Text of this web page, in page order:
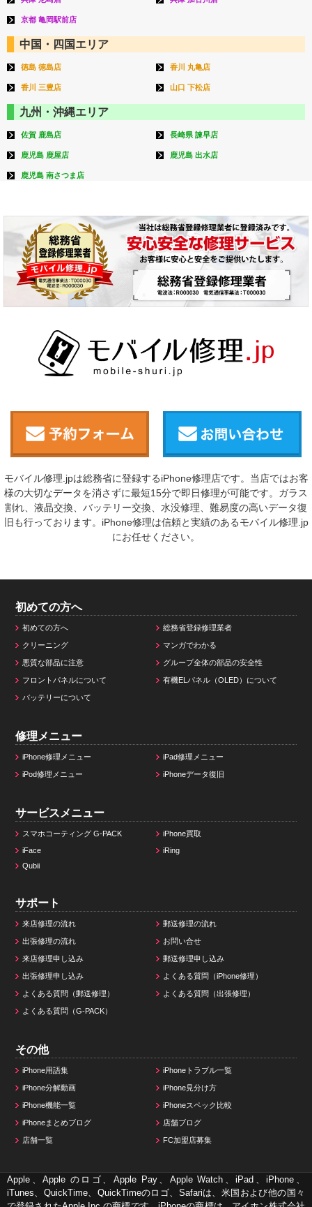
京都 亀岡駅前店
中国・四国エリア
徳島 徳島店 香川 丸亀店
香川 三豊店 山口 下松店
九州・沖縄エリア
佐賀 鹿島店 長崎県 諫早店
鹿児島 鹿屋店 鹿児島 出水店
鹿児島 南さつま店
モバイル修理.jpは総務省に登録するiPhone修理店です。当店ではお客
様の大切なデータを消さずに最短15分で即日修理が可能です。ガラス
割れ、液晶交換、バッテリー交換、水没修理、難易度の高いデータ復
旧も行っております。iPhone修理は信頼と実績のあるモバイル修理.jp
にお任せください。
初めての方へ
初めての方へ 総務省登録修理業者
クリーニング マンガでわかる
悪質な部品に注意 グループ全体の部品の安全性
フロントパネルについて 有機ELパネル（OLED）について
バッテリーについて
修理メニュー
iPhone修理メニュー iPad修理メニュー
iPod修理メニュー iPhoneデータ復旧
サービスメニュー
スマホコーティング G-PACK
iPhone買取
iFace
iRing
Qubii
サポート
来店修理の流れ 郵送修理の流れ
出張修理の流れ お問い合せ
来店修理申し込み 郵送修理申し込み
出張修理申し込み よくある質問（iPhone修理）
よくある質問（郵送修理） よくある質問（出張修理）
よくある質問（G-PACK）
その他
iPhone用語集 iPhoneトラブル一覧
iPhone分解動画 iPhone見分け方
iPhone機能一覧 iPhoneスペック比較
iPhoneまとめブログ 店舗ブログ
店舗一覧 FC加盟店募集
Apple、Apple のロゴ、Apple Pay、Apple Watch、iPad、iPhone、
iTunes、QuickTime、QuickTimeのロゴ、Safariは、米国および他の国々